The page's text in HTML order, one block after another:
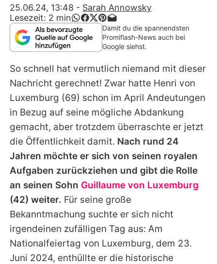
App runterladen
Team
Redaktionelle Richtlinien
Impressum
Datenschutzerklärung
Nutzungsbedingungen
Utiq verwalten
25.06.24, 13:48 - Sarah Annowsky
Lesezeit: 2 min
Damit du die spannendsten
Promiflash-News auch bei
Google siehst.
So schnell hat vermutlich niemand mit dieser
Nachricht gerechnet! Zwar hatte Henri von
Luxemburg (69) schon im April Andeutungen
in Bezug auf seine mögliche Abdankung
gemacht, aber trotzdem überraschte er jetzt
die Öffentlichkeit damit. Nach rund 24
Jahren möchte er sich von seinen royalen
Aufgaben zurückziehen und gibt die Rolle
an seinen Sohn Guillaume von Luxemburg
(42) weiter. Für seine große
Bekanntmachung suchte er sich nicht
irgendeinen zufälligen Tag aus: Am
Nationalfeiertag von Luxemburg, dem 23.
Juni 2024, enthüllte er die historische